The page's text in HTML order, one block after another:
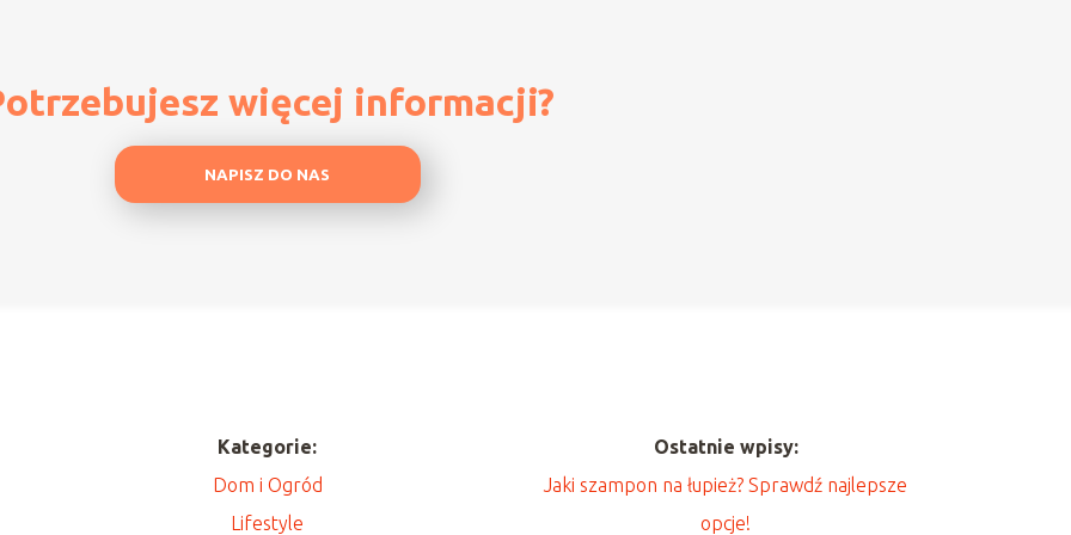
więcej informacji?
NAPISZ DO NAS
Kategorie:
Dom i Ogród
Lifestyle
Ostatnie wpisy:
Jaki szampon na łupież? Sprawdź najlepsze
opcje!